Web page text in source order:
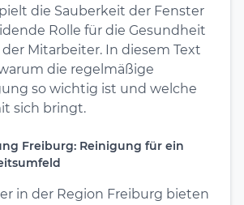
die Sauberkeit der Fenster
Rolle für die Gesundheit
Mitarbeiter. In diesem Text
die regelmäßige
so wichtig ist und welche
sich bringt.
Freiburg: Reinigung für ein
in der Region Freiburg bieten